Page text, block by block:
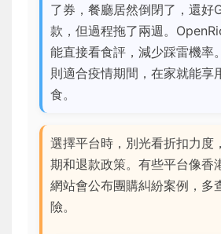
了券，餐廳居然倒閉了，還好
款，但過程拖了兩週。
能直接看食評，減少踩雷機率
則適合疫情期間，在家就能享
食。
選擇平台時，別光看折扣力度
期和退款政策。有些平台像香
網站會公布團購糾紛案例，多
險。